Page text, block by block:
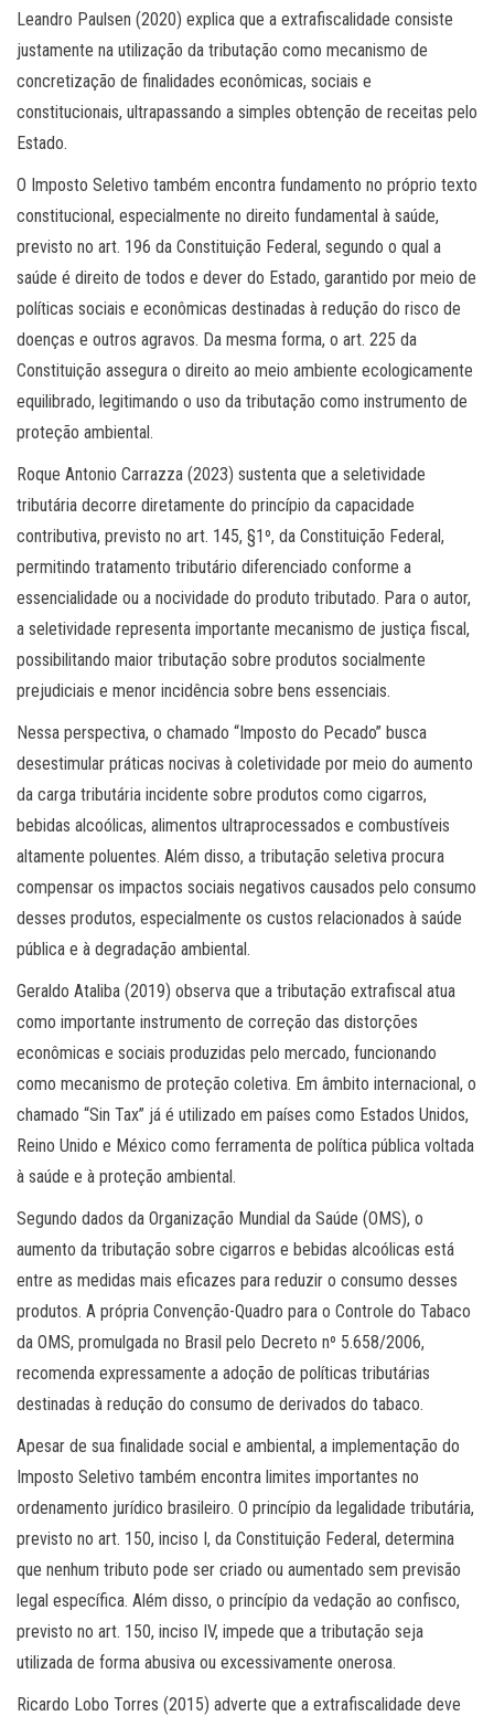
Leandro Paulsen (2020) explica que a extrafiscalidade consiste
justamente na utilização da tributação como mecanismo de
concretização de finalidades econômicas, sociais e
constitucionais, ultrapassando a simples obtenção de receitas pelo
Estado.
O Imposto Seletivo também encontra fundamento no próprio texto
constitucional, especialmente no direito fundamental à saúde,
previsto no art. 196 da Constituição Federal, segundo o qual a
saúde é direito de todos e dever do Estado, garantido por meio de
políticas sociais e econômicas destinadas à redução do risco de
doenças e outros agravos. Da mesma forma, o art. 225 da
Constituição assegura o direito ao meio ambiente ecologicamente
equilibrado, legitimando o uso da tributação como instrumento de
proteção ambiental.
Roque Antonio Carrazza (2023) sustenta que a seletividade
tributária decorre diretamente do princípio da capacidade
contributiva, previsto no art. 145, §1º, da Constituição Federal,
permitindo tratamento tributário diferenciado conforme a
essencialidade ou a nocividade do produto tributado. Para o autor,
a seletividade representa importante mecanismo de justiça fiscal,
possibilitando maior tributação sobre produtos socialmente
prejudiciais e menor incidência sobre bens essenciais.
Nessa perspectiva, o chamado “Imposto do Pecado” busca
desestimular práticas nocivas à coletividade por meio do aumento
da carga tributária incidente sobre produtos como cigarros,
bebidas alcoólicas, alimentos ultraprocessados e combustíveis
altamente poluentes. Além disso, a tributação seletiva procura
compensar os impactos sociais negativos causados pelo consumo
desses produtos, especialmente os custos relacionados à saúde
pública e à degradação ambiental.
Geraldo Ataliba (2019) observa que a tributação extrafiscal atua
como importante instrumento de correção das distorções
econômicas e sociais produzidas pelo mercado, funcionando
como mecanismo de proteção coletiva. Em âmbito internacional, o
chamado “Sin Tax” já é utilizado em países como Estados Unidos,
Reino Unido e México como ferramenta de política pública voltada
à saúde e à proteção ambiental.
Segundo dados da Organização Mundial da Saúde (OMS), o
aumento da tributação sobre cigarros e bebidas alcoólicas está
entre as medidas mais eficazes para reduzir o consumo desses
produtos. A própria Convenção-Quadro para o Controle do Tabaco
da OMS, promulgada no Brasil pelo Decreto nº 5.658/2006,
recomenda expressamente a adoção de políticas tributárias
destinadas à redução do consumo de derivados do tabaco.
Apesar de sua finalidade social e ambiental, a implementação do
Imposto Seletivo também encontra limites importantes no
ordenamento jurídico brasileiro. O princípio da legalidade tributária,
previsto no art. 150, inciso I, da Constituição Federal, determina
que nenhum tributo pode ser criado ou aumentado sem previsão
legal específica. Além disso, o princípio da vedação ao confisco,
previsto no art. 150, inciso IV, impede que a tributação seja
utilizada de forma abusiva ou excessivamente onerosa.
Ricardo Lobo Torres (2015) adverte que a extrafiscalidade deve